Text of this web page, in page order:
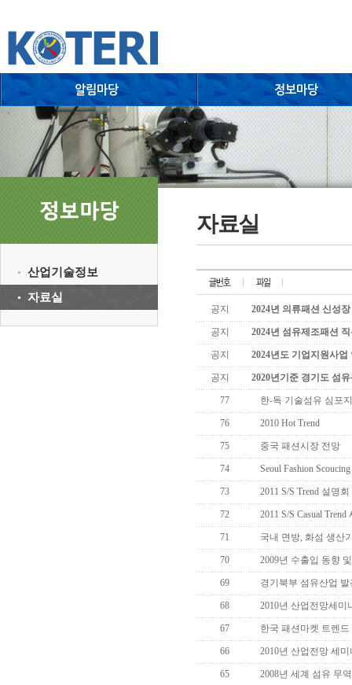
산업기술정보
자료실
자료실
공지 2024년 의류패션 신성
공지 2024년 섬유제조패션
공지 2024년도 기업지원사업
공지 2020년기준 경기도 섬
77 한-독 기술섬유 심포
76 2010 Hot Trend
75 중국 패션시장 전망
74 Seoul Fashion
73 2011 S/S Trend 설명회
72 2011 S/S Casual Trend
71 국내 면방, 화섬 생산
70 2009년 수출입 동향
69 경기북부 섬유산업
68 2010년 산업전망세미
67 한국 패션마켓 트렌드
66 2010년 산업전망 세
65 2008년 세계 섬유 무역